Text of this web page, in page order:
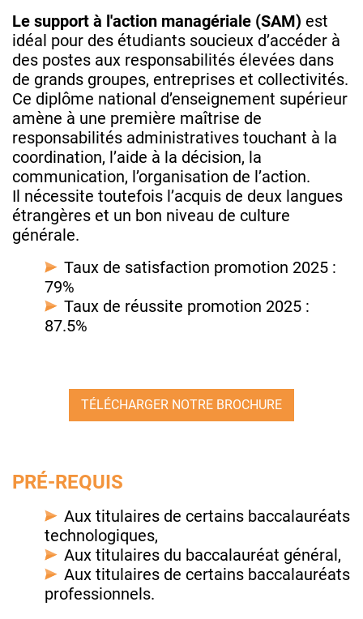
Le support à l'action managériale (SAM) est
idéal pour des étudiants soucieux d’accéder à
des postes aux responsabilités élevées dans
de grands groupes, entreprises et collectivités.
Ce diplôme national d’enseignement supérieur
amène à une première maîtrise de
responsabilités administratives touchant à la
coordination, l’aide à la décision, la
communication, l’organisation de l’action.
Il nécessite toutefois l’acquis de deux langues
étrangères et un bon niveau de culture
générale.
Taux de satisfaction promotion 2025 :
79%
Taux de réussite promotion 2025 :
87.5%
TÉLÉCHARGER NOTRE BROCHURE
PRÉ-REQUIS
Aux titulaires de certains baccalauréats
technologiques,
Aux titulaires du baccalauréat général,
Aux titulaires de certains baccalauréats
professionnels.